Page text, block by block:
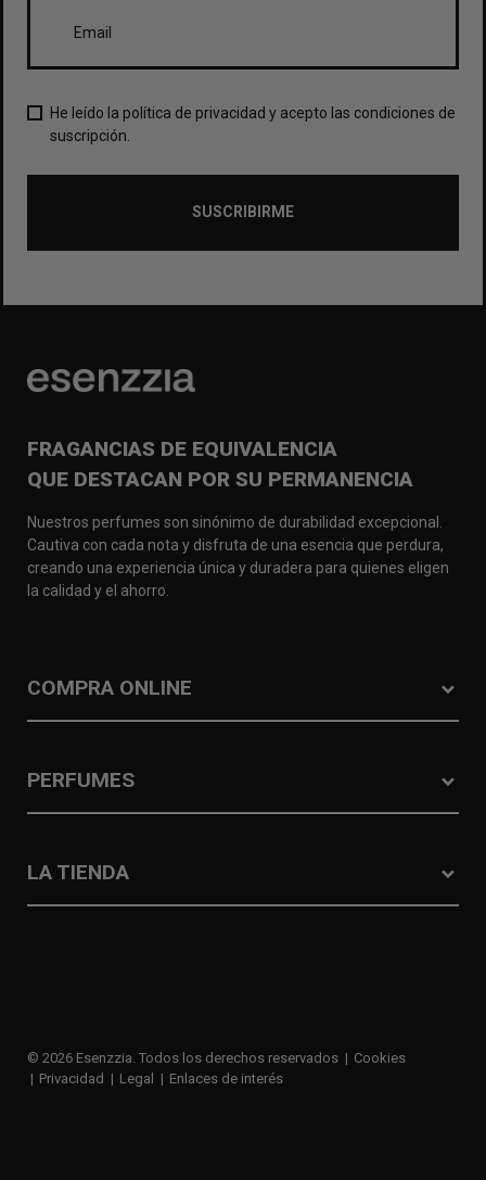
He leído la política de privacidad y acepto las condiciones de
suscripción.
SUSCRIBIRME
FRAGANCIAS DE EQUIVALENCIA
QUE DESTACAN POR SU PERMANENCIA
Nuestros perfumes son sinónimo de durabilidad excepcional.
Cautiva con cada nota y disfruta de una esencia que perdura,
creando una experiencia única y duradera para quienes eligen
la calidad y el ahorro.
COMPRA ONLINE
PERFUMES
LA TIENDA
© 2026 Esenzzia. Todos los derechos reservados
Cookies
Privacidad
Legal Enlaces de interés